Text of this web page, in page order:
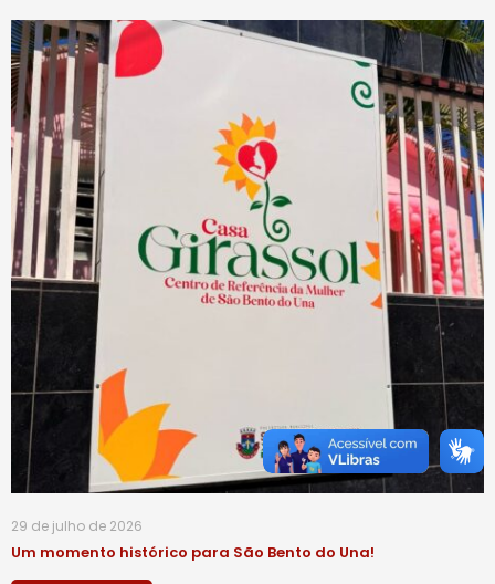
29 de julho de 2026
Um momento histórico para São Bento do Una!